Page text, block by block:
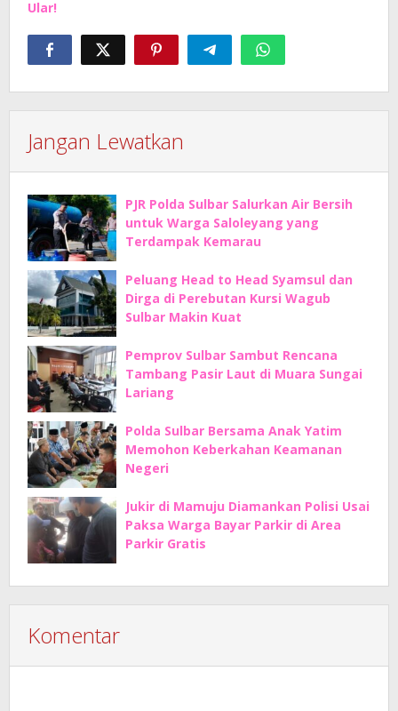
Ular!
Jangan Lewatkan
PJR Polda Sulbar Salurkan Air Bersih
untuk Warga Saloleyang yang
Terdampak Kemarau
Peluang Head to Head Syamsul dan
Dirga di Perebutan Kursi Wagub
Sulbar Makin Kuat
Pemprov Sulbar Sambut Rencana
Tambang Pasir Laut di Muara Sungai
Lariang
Polda Sulbar Bersama Anak Yatim
Memohon Keberkahan Keamanan
Negeri
Jukir di Mamuju Diamankan Polisi Usai
Paksa Warga Bayar Parkir di Area
Parkir Gratis
Komentar